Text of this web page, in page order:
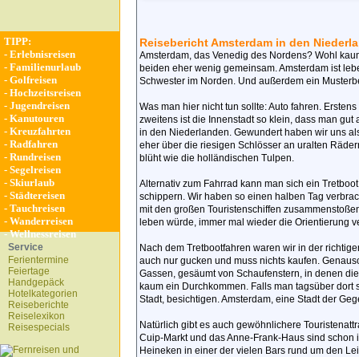
TIPP:
- Erlebnisreisen
- Familienurlaub
- Golfreisen
- Hochzeitsreisen
- Jugendreisen
- Kanutouren
- Kreuzfahrten
- Radfahren
- Rundreisen
- Segelreisen
- Skiurlaub
- Städtereisen
- Tauchreisen
- Wanderreisen
-Wellnessreisen
Service
Ferientermine
Feiertage
Handgepäck
Hotelkategorien
Reiseberichte
Reiselexikon
Reisespecials
Reisebericht Amsterdam in den
Amsterdam, das Venedig des Nordens? Wohl
beiden eher wenig gemeinsam. Amsterdam ist
Schwester im Norden. Und außerdem ein
Was man hier nicht tun sollte: Auto fahren.
zweitens ist die Innenstadt so klein, dass man
in den Niederlanden. Gewundert haben wir uns
eher über die riesigen Schlösser an uralten
blüht wie die holländischen Tulpen.
Alternativ zum Fahrrad kann man sich ein
schippern. Wir haben so einen halben Tag
mit den großen Touristenschiffen
leben würde, immer mal wieder die Orientierung
Nach dem Tretbootfahren waren wir in der
auch nur gucken und muss nichts kaufen.
Gassen, gesäumt von Schaufenstern, in denen
kaum ein Durchkommen. Falls man tagsüber
Stadt, besichtigen. Amsterdam, eine Stadt der
Natürlich gibt es auch gewöhnlichere
Cuip-Markt und das Anne-Frank-Haus sind
Heineken in einer der vielen Bars rund um den